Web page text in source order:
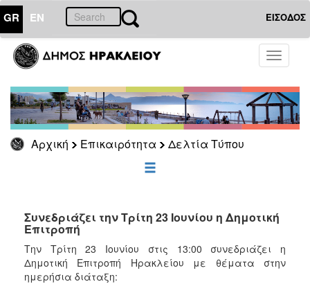
GR EN ΕΙΣΟΔΟΣ
Toggle
Αρχική Επικαιρότητα Δελτία Τύπου
ΕΠΙΚΑΙΡΟΤΗΤΑ
Τύπου
Αρχείο
ΕΠΙΣΚΕΠΤΗΣ
ΗΡΑΚΛΕΙΟ
Συνεδριάζει την Τρίτη 23 Ιουνίου η Δημοτική
Επιτροπή
Την Τρίτη 23 Ιουνίου στις 13:00 συνεδριάζει η
Δημοτική Επιτροπή Ηρακλείου με θέματα στην
ημερήσια διάταξη: